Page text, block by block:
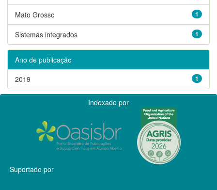
1
Mato Grosso
1
Sistemas integrados
Ano de publicação
1
2019
Indexado por
Suportado por